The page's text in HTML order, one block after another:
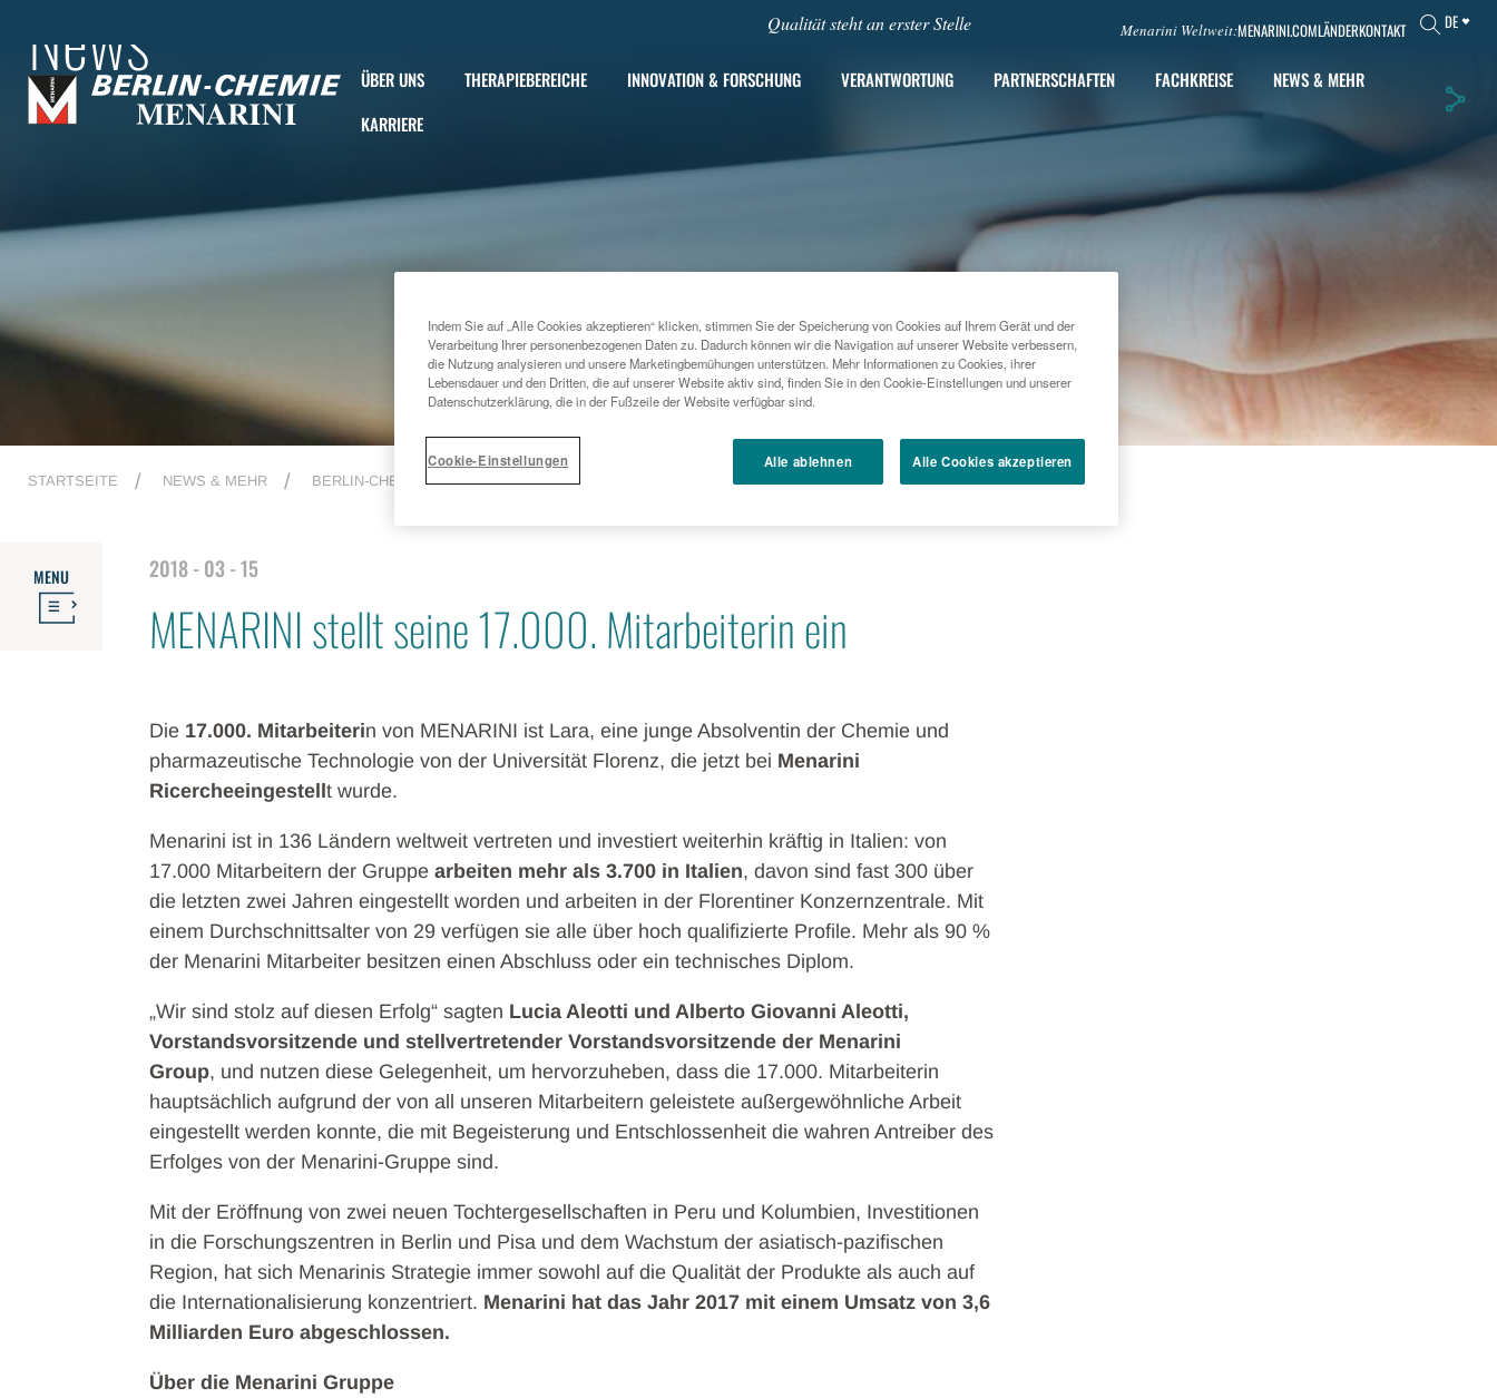
Qualität steht an erster Stelle Menarini Weltweit:MENARINI.COMLÄNDERKONTAKT DE
ÜBER UNS THERAPIEBEREICHE INNOVATION & FORSCHUNG VERANTWORTUNG PARTNERSCHAFTEN FACHKREISE
NEWS & MEHR
KARRIERE
News
STARTSEITE NEWS & MEHR BERLIN-CHEMIE NEWS 2018 MENARINI STELLT SEINE 17.000. MITARBEITERIN EIN
MENU 2018 - 03 - 15
MENARINI stellt seine 17.000. Mitarbeiterin ein
Die 17.000. Mitarbeiterin von MENARINI ist Lara, eine junge Absolventin der Chemie und
pharmazeutische Technologie von der Universität Florenz, die jetzt bei Menarini
Ricercheeingestellt wurde.
Menarini ist in 136 Ländern weltweit vertreten und investiert weiterhin kräftig in Italien: von
17.000 Mitarbeitern der Gruppearbeiten mehr als 3.700 in Italien, davon sind fast 300 über
die letzten zwei Jahren eingestellt worden und arbeiten in der Florentiner Konzernzentrale. Mit
einem Durchschnittsalter von 29 verfügen sie alle über hoch qualifizierte Profile. Mehr als 90 %
der Menarini Mitarbeiter besitzen einen Abschluss oder ein technisches Diplom.
„Wir sind stolz auf diesen Erfolg“ sagten Lucia Aleotti und Alberto Giovanni Aleotti,
Vorstandsvorsitzende und stellvertretender Vorstandsvorsitzende der Menarini
Group, und nutzen diese Gelegenheit, um hervorzuheben, dass die 17.000. Mitarbeiterin
hauptsächlich aufgrund der von all unseren Mitarbeitern geleistete außergewöhnliche Arbeit
eingestellt werden konnte, die mit Begeisterung und Entschlossenheit die wahren Antreiber des
Erfolges von der Menarini-Gruppe sind.
Mit der Eröffnung von zwei neuen Tochtergesellschaften in Peru und Kolumbien, Investitionen
in die Forschungszentren in Berlin und Pisa und dem Wachstum der asiatisch-pazifischen
Region, hat sich Menarinis Strategie immer sowohl auf die Qualität der Produkte als auch auf
die Internationalisierung konzentriert. Menarini hat das Jahr 2017 mit einem Umsatz von 3,6
Milliarden Euro abgeschlossen.
Über die Menarini Gruppe
Indem Sie auf „Alle Cookies akzeptieren“ klicken, stimmen Sie der Speicherung von Cookies auf Ihrem Gerät und der
Verarbeitung Ihrer personenbezogenen Daten zu. Dadurch können wir die Navigation auf unserer Website verbessern,
die Nutzung analysieren und unsere Marketingbemühungen unterstützen. Mehr Informationen zu Cookies, ihrer
Lebensdauer und den Dritten, die auf unserer Website aktiv sind, finden Sie in den Cookie-Einstellungen und unserer
Datenschutzerklärung, die in der Fußzeile der Website verfügbar sind.
Cookie-Einstellungen Alle ablehnen Alle Cookies akzeptieren